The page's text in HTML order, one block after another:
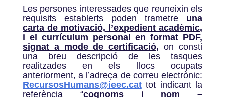
Les persones interessades que reuneixin els
requisits establerts poden trametre una
carta de motivació, l’expedient acadèmic,
i el currículum personal en format PDF,
signat a mode de certificació, on consti
una breu descripció de les tasques
realitzades en els llocs ocupats
anteriorment, a l’adreça de correu electrònic:
RecursosHumans@ieec.cattot indicant la
referència “cognoms i nom –